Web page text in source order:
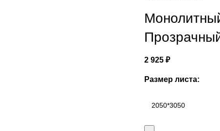
2 925 ₽
Размер листа: